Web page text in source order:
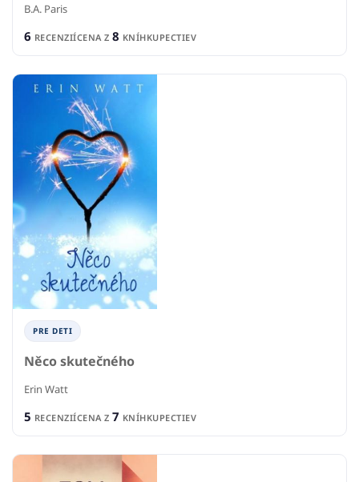
B.A. Paris
6 RECENZIÍCENA Z 8 KNÍHKUPECTIEV
PRE DETI
Něco skutečného
Erin Watt
5 RECENZIÍCENA Z 7 KNÍHKUPECTIEV